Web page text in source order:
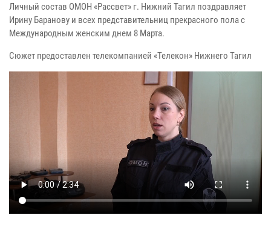
Личный состав ОМОН «Рассвет» г. Нижний Тагил поздравляет
Ирину Баранову и всех представительниц прекрасного пола с
Международным женским днем 8 Марта.
Сюжет предоставлен телекомпанией «Телекон» Нижнего Тагил